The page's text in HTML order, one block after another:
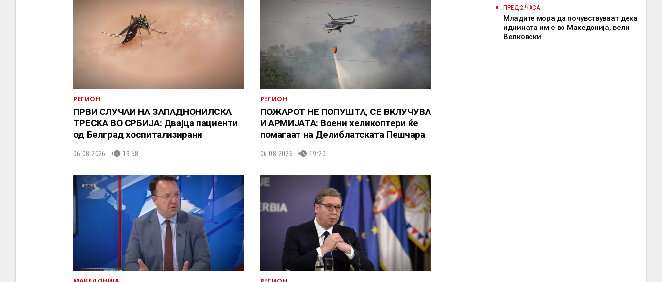
РЕГИОН
ПРВИ СЛУЧАИ НА ЗАПАДНОНИЛСКА
ТРЕСКА ВО СРБИЈА: Двајца пациенти
од Белград хоспитализирани
06.08.2026. 19:58
РЕГИОН
ПОЖАРОТ НЕ ПОПУШТА, СЕ ВКЛУЧУВА
И АРМИЈАТА: Воени хеликоптери ќе
помагаат на Делиблатската Пешчара
06.08.2026. 19:20
ПРЕД 2 ЧАСА
Младите мора да почувствуваат дека
иднината им е во Македонија, вели
Велковски